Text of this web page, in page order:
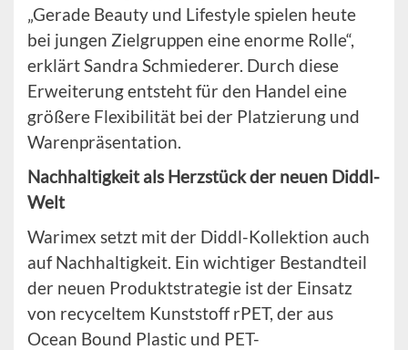
„Gerade Beauty und Lifestyle spielen heute
bei jungen Zielgruppen eine enorme Rolle“,
erklärt Sandra Schmiederer. Durch diese
Erweiterung entsteht für den Handel eine
größere Flexibilität bei der Platzierung und
Warenpräsentation.
Nachhaltigkeit als Herzstück der neuen Diddl-
Welt
Warimex setzt mit der Diddl-Kollektion auch
auf Nachhaltigkeit. Ein wichtiger Bestandteil
der neuen Produktstrategie ist der Einsatz
von recyceltem Kunststoff rPET, der aus
Ocean Bound Plastic und PET-